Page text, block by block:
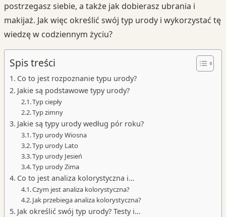
postrzegasz siebie, a także jak dobierasz ubrania i
makijaż. Jak więc określić swój typ urody i wykorzystać tę
wiedzę w codziennym życiu?
Spis treści
Co to jest rozpoznanie typu urody?
Jakie są podstawowe typy urody?
Typ ciepły
Typ zimny
Jakie są typy urody według pór roku?
Typ urody Wiosna
Typ urody Lato
Typ urody Jesień
Typ urody Zima
Co to jest analiza kolorystyczna i…
Czym jest analiza kolorystyczna?
Jak przebiega analiza kolorystyczna?
Jak określić swój typ urody? Testy i…